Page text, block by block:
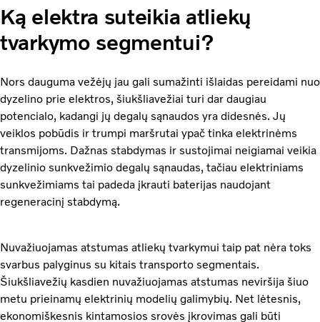
Ką elektra suteikia atliekų
tvarkymo segmentui?
Nors dauguma vežėjų jau gali sumažinti išlaidas pereidami nuo
dyzelino prie elektros, šiukšliavežiai turi dar daugiau
potencialo, kadangi jų degalų sąnaudos yra didesnės. Jų
veiklos pobūdis ir trumpi maršrutai ypač tinka elektrinėms
transmijoms. Dažnas stabdymas ir sustojimai neigiamai veikia
dyzelinio sunkvežimio degalų sąnaudas, tačiau elektriniams
sunkvežimiams tai padeda įkrauti baterijas naudojant
regeneracinį stabdymą.
Nuvažiuojamas atstumas atliekų tvarkymui taip pat nėra toks
svarbus palyginus su kitais transporto segmentais.
Šiukšliavežių kasdien nuvažiuojamas atstumas neviršija šiuo
metu prieinamų elektrinių modelių galimybių. Net lėtesnis,
ekonomiškesnis kintamosios srovės įkrovimas gali būti